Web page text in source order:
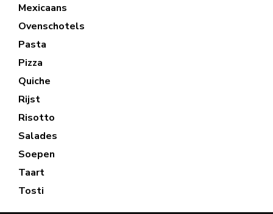
Mexicaans
Ovenschotels
Pasta
Pizza
Quiche
Rijst
Risotto
Salades
Soepen
Taart
Tosti